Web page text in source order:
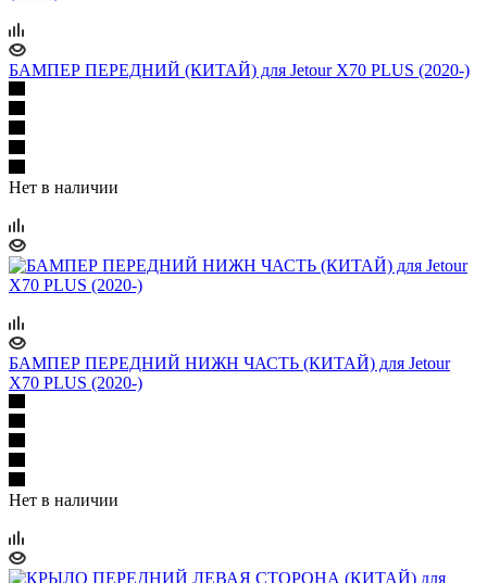
БАМПЕР ПЕРЕДНИЙ (КИТАЙ) для Jetour X70 PLUS (2020-)
Нет в наличии
БАМПЕР ПЕРЕДНИЙ НИЖН ЧАСТЬ (КИТАЙ) для Jetour
X70 PLUS (2020-)
Нет в наличии